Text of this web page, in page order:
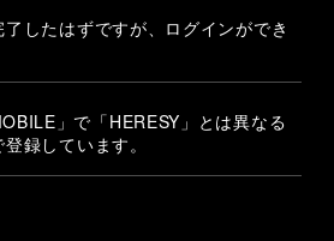
したはずですが、ログインができ
」で「HERESY」とは異なる
録しています。